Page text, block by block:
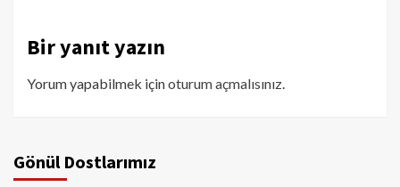
Bir yanıt yazın
Yorum yapabilmek içinoturum açmalısınız
Gönül Dostlarımız